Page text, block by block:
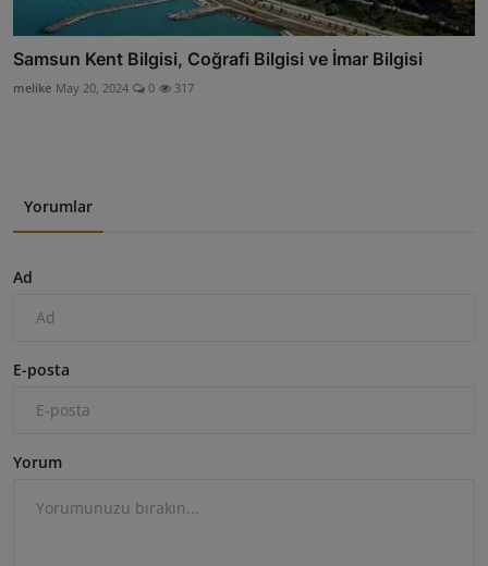
Samsun Kent Bilgisi, Coğrafi Bilgisi ve İmar Bilgisi
melike May 20, 2024 0 317
Yorumlar
Ad
E-posta
Yorum